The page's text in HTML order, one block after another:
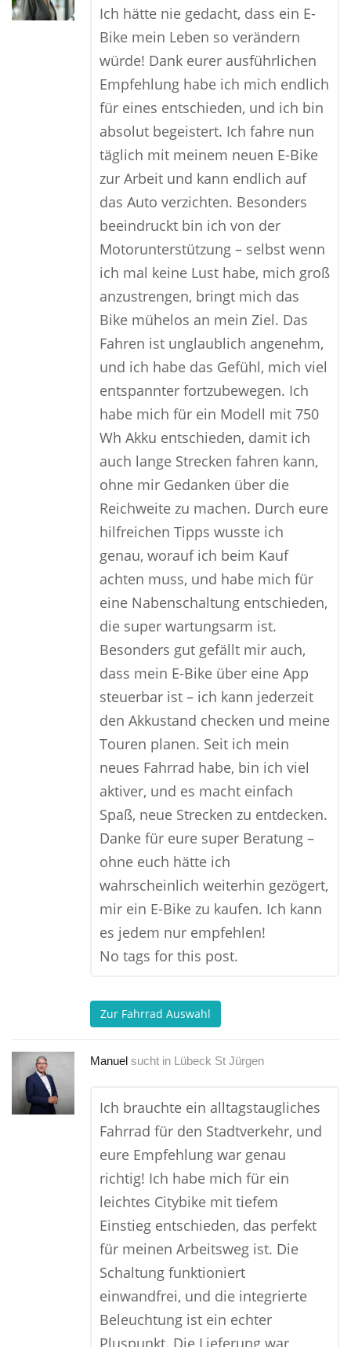
Ich hätte nie gedacht, dass ein E-
Bike mein Leben so verändern
würde! Dank eurer ausführlichen
Empfehlung habe ich mich endlich
für eines entschieden, und ich bin
absolut begeistert. Ich fahre nun
täglich mit meinem neuen E-Bike
zur Arbeit und kann endlich auf
das Auto verzichten. Besonders
beeindruckt bin ich von der
Motorunterstützung – selbst wenn
ich mal keine Lust habe, mich groß
anzustrengen, bringt mich das
Bike mühelos an mein Ziel. Das
Fahren ist unglaublich angenehm,
und ich habe das Gefühl, mich viel
entspannter fortzubewegen. Ich
habe mich für ein Modell mit 750
Wh Akku entschieden, damit ich
auch lange Strecken fahren kann,
ohne mir Gedanken über die
Reichweite zu machen. Durch eure
hilfreichen Tipps wusste ich
genau, worauf ich beim Kauf
achten muss, und habe mich für
eine Nabenschaltung entschieden,
die super wartungsarm ist.
Besonders gut gefällt mir auch,
dass mein E-Bike über eine App
steuerbar ist – ich kann jederzeit
den Akkustand checken und meine
Touren planen. Seit ich mein
neues Fahrrad habe, bin ich viel
aktiver, und es macht einfach
Spaß, neue Strecken zu entdecken.
Danke für eure super Beratung –
ohne euch hätte ich
wahrscheinlich weiterhin gezögert,
mir ein E-Bike zu kaufen. Ich kann
es jedem nur empfehlen!
No tags for this post.
Zur Fahrrad Auswahl
Manuel sucht in Lübeck St Jürgen
Ich brauchte ein alltagstaugliches
Fahrrad für den Stadtverkehr, und
eure Empfehlung war genau
richtig! Ich habe mich für ein
leichtes Citybike mit tiefem
Einstieg entschieden, das perfekt
für meinen Arbeitsweg ist. Die
Schaltung funktioniert
einwandfrei, und die integrierte
Beleuchtung ist ein echter
Pluspunkt. Die Lieferung war